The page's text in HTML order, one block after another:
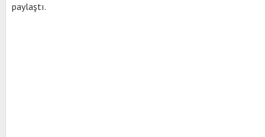
paylaştı.